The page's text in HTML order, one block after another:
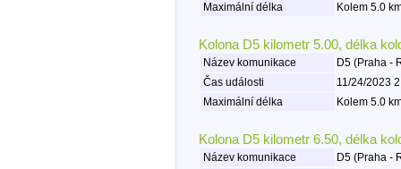
Maximální délka
Kolem 5.0
Kolona D5 kilometr 5.00, délka
Název komunikace
D5 (Praha -
Čas události
11/24/2023
Maximální délka
Kolem 5.0
Kolona D5 kilometr 6.50, délka
Název komunikace
D5 (Praha -